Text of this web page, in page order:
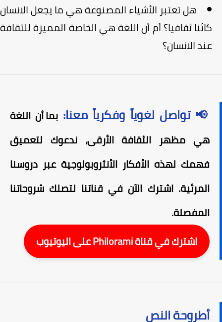
هل تعتبر الأشياء المصنوعة هي ما يجعل الانسان
كائنا ثقافيا؟ أم أن اللغة هي الخاصة المميزة للثقافة
عند الانسان؟
📢 تواصل لغوياً وفكرياً معنا:بما أن اللغة
هي مظهر الثقافة الأرقى، ندعوك لتعميق
فهمك لهذه الأفكار الأنثروبولوجية عبر دروسنا
المرئية. اشترك الآن في قناتنا لتصلك شروحاتنا
المفصلة.
اشترك في قناة Philorami على اليوتيوب
أطروحة النص